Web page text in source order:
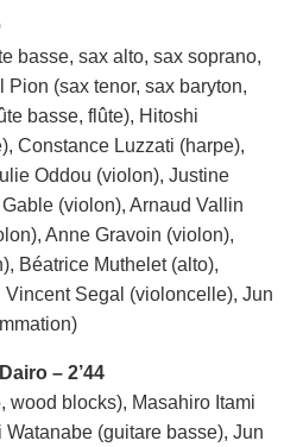
basse, sax alto, sax soprano,
Pion (sax tenor, sax baryton,
basse, flûte), Hitoshi
Constance Luzzati (harpe),
Oddou (violon), Justine
(violon), Arnaud Vallin
Anne Gravoin (violon),
Béatrice Muthelet (alto),
Segal (violoncelle), Jun
– 2’44
wood blocks), Masahiro Itami
(guitare basse), Jun